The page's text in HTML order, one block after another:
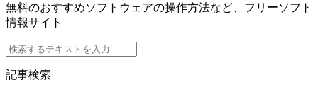
無料のおすすめソフトウェアの操作方法など、フリーソフト
情報サイト
記事検索